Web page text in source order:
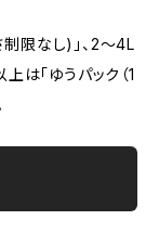
限なし)」、2～4L
は「ゆうパック（1